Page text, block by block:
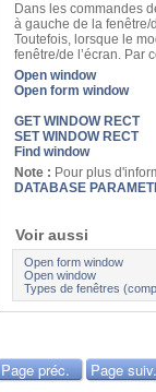
Dans les commandes
à gauche de la fenêtre/
Toutefois, lorsque le
fenêtre/de l’écran. Par
Open window
Open form window
GET WINDOW RECT
SET WINDOW RECT
Find window
Note : Pour plus
DATABASE
Voir aussi
Open form window
Open window
Types de fenêtres
Page préc. Page suiv.